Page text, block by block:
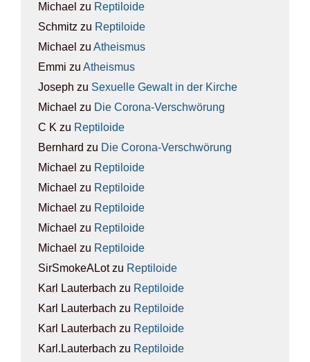
Michael zu Rep­ti­lo­ide
Schmitz zu Rep­ti­lo­ide
Michael zu Athe­is­mus
Emmi zu Athe­is­mus
Joseph zu Sexu­el­le Gewalt in der Kir­che
Michael zu Die Coro­na-Ver­schwö­rung
C K zu Rep­ti­lo­ide
Bernhard zu Die Coro­na-Ver­schwö­rung
Michael zu Rep­ti­lo­ide
Michael zu Rep­ti­lo­ide
Michael zu Rep­ti­lo­ide
Michael zu Rep­ti­lo­ide
Michael zu Rep­ti­lo­ide
SirSmokeALotzu Rep­ti­lo­ide
Karl Lauterbach zu Rep­ti­lo­ide
Karl Lauterbach zu Rep­ti­lo­ide
Karl Lauterbach zu Rep­ti­lo­ide
Karl.Lauterbach zu Rep­ti­lo­ide